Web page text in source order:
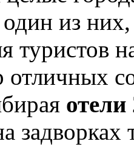
один из
туристов
отличных